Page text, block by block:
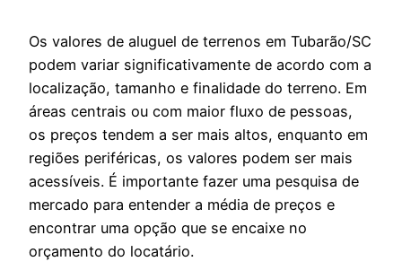
Os valores de aluguel de terrenos em Tubarão/SC
podem variar significativamente de acordo com a
localização, tamanho e finalidade do terreno. Em
áreas centrais ou com maior fluxo de pessoas,
os preços tendem a ser mais altos, enquanto em
regiões periféricas, os valores podem ser mais
acessíveis. É importante fazer uma pesquisa de
mercado para entender a média de preços e
encontrar uma opção que se encaixe no
orçamento do locatário.